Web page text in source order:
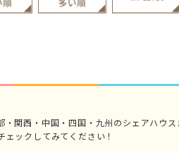
関西・中国・四国・九州のシェアハウ
ックしてみてください！